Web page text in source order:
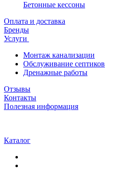
Бетонные кессоны
Оплата и доставка
Бренды
Услуги
Монтаж канализации
Обслуживание септиков
Дренажные работы
Отзывы
Контакты
Полезная информация
Каталог